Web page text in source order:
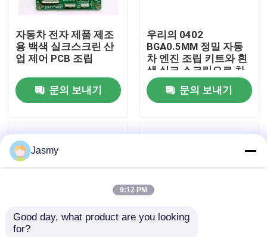
공장 투어
품질 관리
연락처
모든 케이스
ems 피크바
자동차 전자 제품 제조
용 백색 실크스크린 산
업 제어 PCB 조립
문의 보내기
우리의 0402
BGA0.5MM 정밀 자동
차 엔진 조립 키트와 흰
색 실크 스크린으로 차
량을 업그레이드
문의 보내기
Jasmy
9:12 PM
Good day, what product are you looking
for?